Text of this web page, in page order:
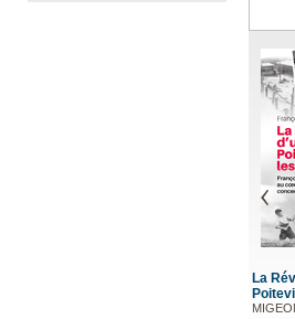
Mémoires d'un officier de